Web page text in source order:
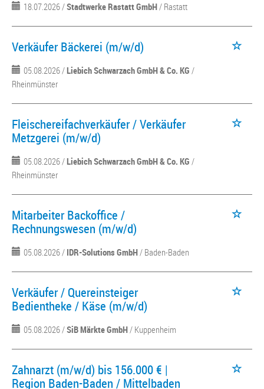
18.07.2026 /Stadtwerke Rastatt GmbH/ Rastatt
Verkäufer Bäckerei (m/w/d)
05.08.2026 /Liebich Schwarzach GmbH & Co. KG /
Rheinmünster
Fleischereifachverkäufer / Verkäufer
Metzgerei (m/w/d)
05.08.2026 /Liebich Schwarzach GmbH & Co. KG /
Rheinmünster
Mitarbeiter Backoffice /
Rechnungswesen (m/w/d)
05.08.2026 / IDR-Solutions GmbH/ Baden-Baden
Verkäufer / Quereinsteiger
Bedientheke / Käse (m/w/d)
05.08.2026 /SiB Märkte GmbH/ Kuppenheim
Zahnarzt (m/w/d) bis 156.000 € |
Region Baden-Baden / Mittelbaden